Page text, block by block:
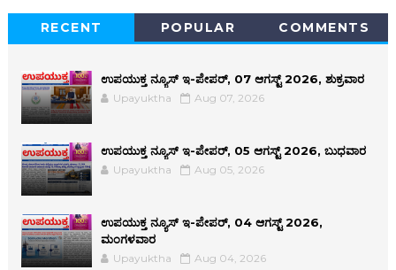
RECENT POPULAR COMMENTS
ಉಪಯುಕ್ತ ನ್ಯೂಸ್ ಇ-ಪೇಪರ್, 07 ಆಗಸ್ಟ್ 2026, ಶುಕ್ರವಾರ
Upayuktha Aug 07, 2026
ಉಪಯುಕ್ತ ನ್ಯೂಸ್ ಇ-ಪೇಪರ್, 05 ಆಗಸ್ಟ್ 2026, ಬುಧವಾರ
Upayuktha Aug 05, 2026
ಉಪಯುಕ್ತ ನ್ಯೂಸ್ ಇ-ಪೇಪರ್, 04 ಆಗಸ್ಟ್ 2026,
ಮಂಗಳವಾರ
Upayuktha Aug 04, 2026